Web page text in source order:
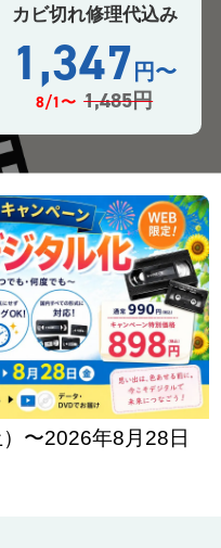
カビ切れ修理代込み
1,347円〜
8/1〜 1,485円
〜2026年8月28日